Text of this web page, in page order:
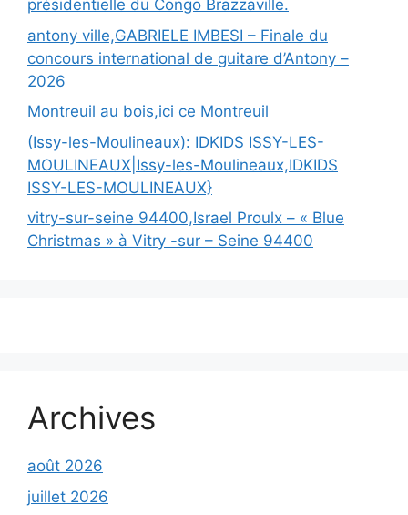
présidentielle du Congo Brazzaville.
antony ville,GABRIELE IMBESI – Finale du
concours international de guitare d’Antony –
2026
Montreuil au bois,ici ce Montreuil
(Issy-les-Moulineaux): IDKIDS ISSY-LES-
MOULINEAUX|Issy-les-Moulineaux,IDKIDS
ISSY-LES-MOULINEAUX}
vitry-sur-seine 94400,Israel Proulx – « Blue
Christmas » à Vitry -sur – Seine 94400
Archives
août 2026
juillet 2026